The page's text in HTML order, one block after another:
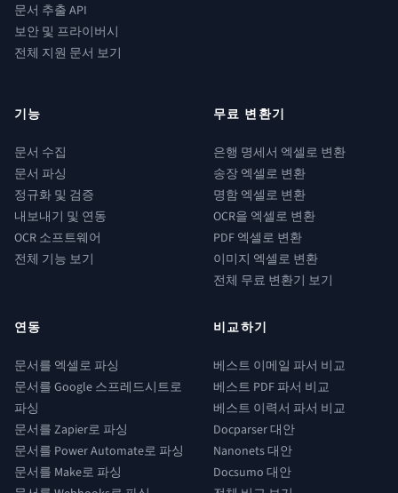
문서 추출 API
보안 및 프라이버시
전체 지원 문서 보기
기능
문서 수집
문서 파싱
정규화 및 검증
내보내기 및 연동
OCR 소프트웨어
전체 기능 보기
무료 변환기
은행 명세서 엑셀로 변환
송장 엑셀로 변환
명함 엑셀로 변환
OCR을 엑셀로 변환
PDF 엑셀로 변환
이미지 엑셀로 변환
전체 무료 변환기 보기
연동
문서를 엑셀로 파싱
문서를 Google 스프레드시트로
파싱
문서를 Zapier로 파싱
문서를 Power Automate로 파싱
문서를 Make로 파싱
비교하기
베스트 이메일 파서 비교
베스트 PDF 파서 비교
베스트 이력서 파서 비교
Docparser 대안
Nanonets 대안
Docsumo 대안